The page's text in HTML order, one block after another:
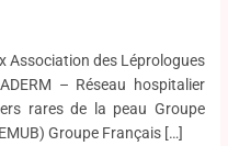
Association des Léprologues
– Réseau hospitalier
rares de la peau Groupe
Groupe Français […]